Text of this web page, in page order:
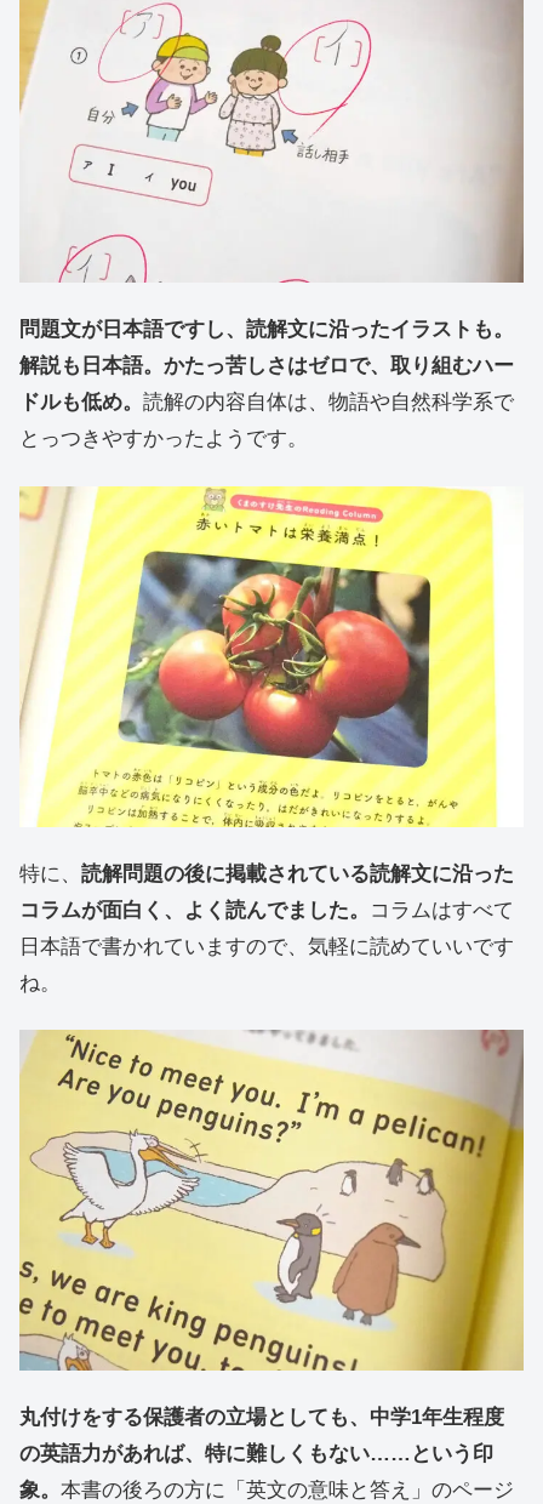
問題文が日本語ですし、読解文に沿ったイラストも。
解説も日本語。かたっ苦しさはゼロで、取り組むハー
ドルも低め。 読解の内容自体は、物語や自然科学系で
とっつきやすかったようです。
特に、 読解問題の後に掲載されている読解文に沿った
コラムが面白く、よく読んでました。
コラムはすべて
日本語で書かれていますので、気軽に読めていいです
ね。
丸付けをする保護者の立場としても、中学1年生程度
の英語力があれば、特に難しくもない……という印
象。 本書の後ろの方に「英文の意味と答え」のページ